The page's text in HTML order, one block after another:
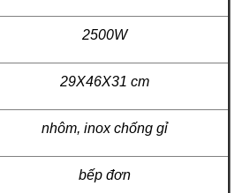
2500W
29X46X31 cm
nhôm, inox chống gỉ
bếp đơn